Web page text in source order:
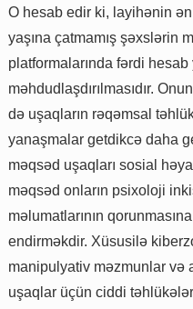
O hesab edir ki, layihənin
yaşına çatmamış şəxslərin
platformalarında fərdi hesab
məhdudlaşdırılmasıdır.
də uşaqların rəqəmsal
yanaşmalar getdikcə daha
məqsəd uşaqları sosial
məqsəd onların psixoloji
məlumatlarının
endirməkdir. Xüsusilə
manipulyativ məzmunlar və
uşaqlar üçün ciddi